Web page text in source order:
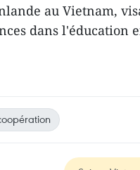
au Vietnam,
dans l'éducation